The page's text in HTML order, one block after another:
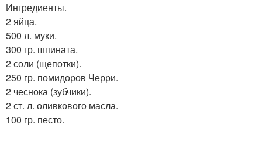
Ингредиенты.
2 яйца.
500 л. муки.
300 гр. шпината.
2 соли (щепотки).
250 гр. помидоров Черри.
2 чеснока (зубчики).
2 ст. л. оливкового масла.
100 гр. песто.